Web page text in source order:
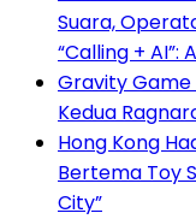
Suara,
“Calling + AI”:
Gravity Game
Kedua
Hong Kong
Bertema Toy
City”